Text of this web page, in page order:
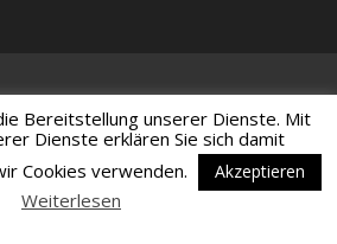
Bereitstellung unserer Dienste. Mit
Dienste erklären Sie sich damit
Cookies verwenden.
Akzeptieren
Weiterlesen